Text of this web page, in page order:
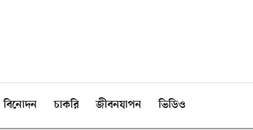
বিনোদন চাকরি জীবনযাপন ভিডিও